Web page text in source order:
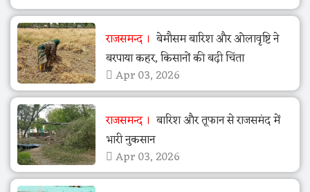
राजसमन्द
बेमौसम बारिश और ओलावृष्टि ने
बरपाया कहर, किसानों की बढ़ी चिंता
Apr 03, 2026
राजसमन्द
बारिश और तूफान से राजसमंद में
भारी नुकसान
Apr 03, 2026